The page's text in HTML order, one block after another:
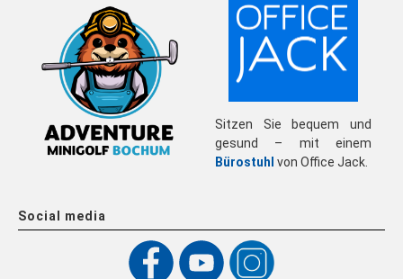
Sitzen Sie bequem und
gesund – mit einem
Bürostuhl von Office Jack.
Social media